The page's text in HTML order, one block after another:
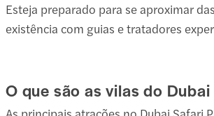
Esteja preparado para se aproximar
existência com guias e tratadores
O que são as vilas do